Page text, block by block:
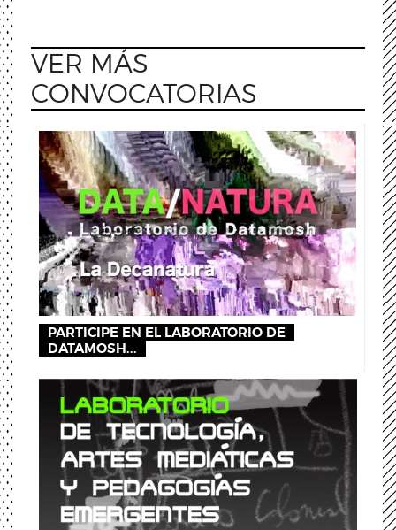
VER MÁS
CONVOCATORIAS
PARTICIPE EN EL LABORATORIO DE
DATAMOSH...